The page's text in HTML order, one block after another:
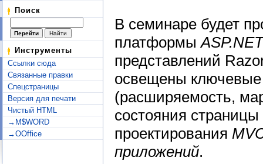
Поиск
Инструменты
Ссылки сюда
Связанные правки
Спецстраницы
Версия для печати
Чистый HTML
→M$WORD
→OOffice
В семинаре будет
платформы
представлений
освещены
(расширяемость,
состояния
проектирования
приложений.